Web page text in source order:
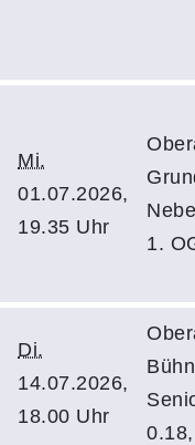
Mi.
01.07.2026,
19.35 Uhr
1.
Di.
14.07.2026,
18.00 Uhr